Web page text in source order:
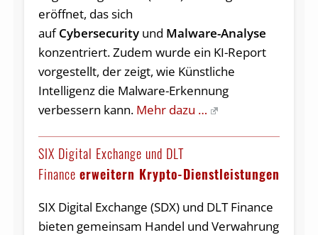
eröffnet, das sich
aufCybersecurityund Malware-Analyse
konzentriert. Zudem wurde ein KI-Report
vorgestellt, der zeigt, wie Künstliche
Intelligenz die Malware-Erkennung
verbessern kann. Mehr dazu …
SIX Digital Exchange und DLT
Finance erweitern Krypto-Dienstleistungen
SIX Digital Exchange (SDX) und DLT Finance
bieten gemeinsam Handel und Verwahrung